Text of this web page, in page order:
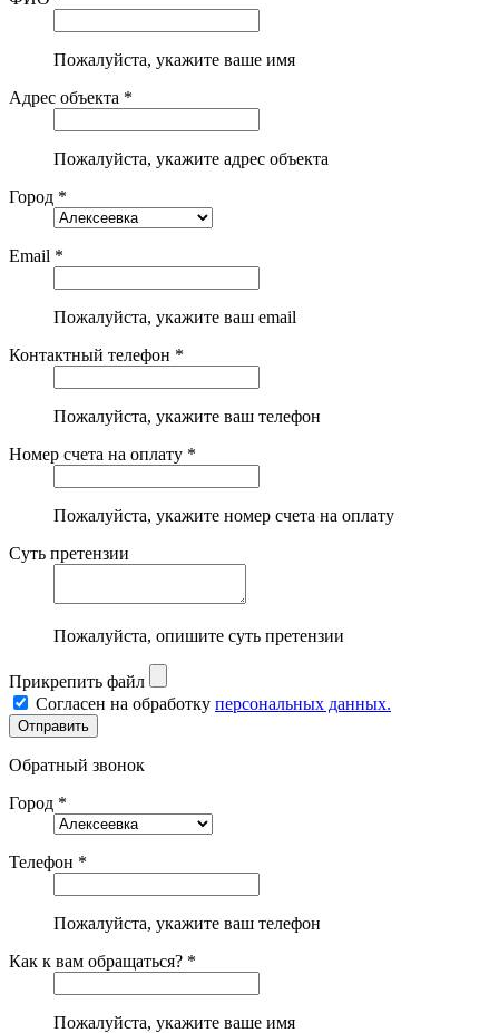
Пожалуйста, укажите ваше имя
Адрес объекта *
Пожалуйста, укажите адрес объекта
Город *
Email *
Пожалуйста, укажите ваш email
Контактный телефон *
Пожалуйста, укажите ваш телефон
Номер счета на оплату *
Пожалуйста, укажите номер счета на оплату
Суть претензии
Пожалуйста, опишите суть претензии
Прикрепить файл
Согласен на обработку персональных данных.
Обратный звонок
Город *
Телефон *
Пожалуйста, укажите ваш телефон
Как к вам обращаться? *
Пожалуйста, укажите ваше имя